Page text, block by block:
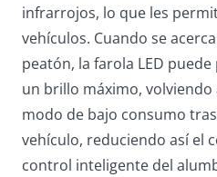
infrarrojos, lo que les
vehículos. Cuando se
peatón, la farola LED
un brillo máximo,
modo de bajo consumo
vehículo, reduciendo así el
control inteligente del